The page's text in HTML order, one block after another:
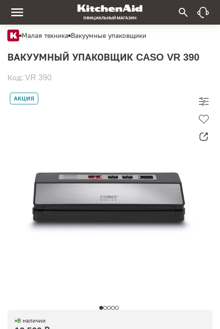
Малая техника Вакуумные упаковщики
ВАКУУМНЫЙ УПАКОВЩИК CASO VR 390
Код: VR 390
АКЦИЯ
В наличии